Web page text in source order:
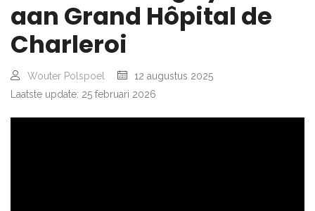
aan Grand Hôpital de
Charleroi
Wouter Polspoel
12 augustus 2025
Laatste update: 25 februari 2026